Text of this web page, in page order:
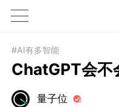
1X
#AI有多智能
ChatGPT会不
量子位